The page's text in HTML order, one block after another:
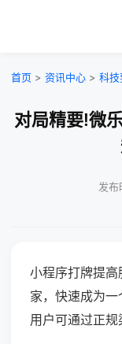
首页 > 资讯中心 > 科技
对局精要!微
发
小程序打牌提
家，快速成为一
用户可通过正规